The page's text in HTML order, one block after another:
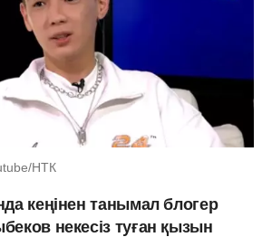
НТК
кеңінен танымал блогер
некесіз туған қызын